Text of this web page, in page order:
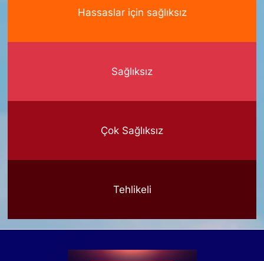
Hassaslar için sağlıksız
Sağlıksız
Çok Sağlıksız
Tehlikeli